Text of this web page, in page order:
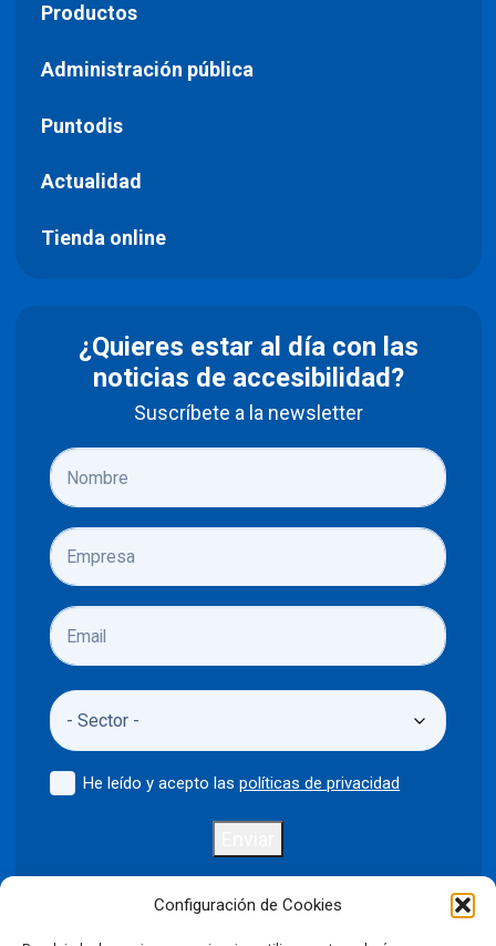
Configuración de Cookies
Productos
Administración pública
Puntodis
Actualidad
Tienda online
¿Quieres estar al día con las
noticias de accesibilidad?
Suscríbete a la newsletter
He leído y acepto laspolíticas de privacidad